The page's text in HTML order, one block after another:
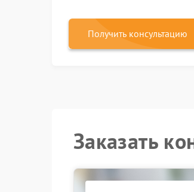
Получить консультацию
Заказать